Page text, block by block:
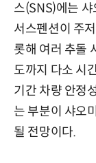
스(SNS)에는
서스펜션이 주
롯해 여러 추돌
도까지 다소 시
기간 차량 안정
는 부분이 샤오
될 전망이다.